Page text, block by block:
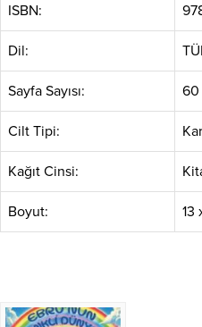
ISBN:
Dil:
Sayfa Sayısı: 60
Cilt Tipi:
Kağıt Cinsi:
Boyut: 13